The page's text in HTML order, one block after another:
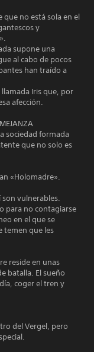
no está sola en el
y
supone una
al cabo de pocos
han traído a
Iris que, por
afección.
sociedad formada
que no solo es
«Holomadre».
son vulnerables.
para no contagiarse
en el que se
temen que les
reside en unas
batalla. El sueño
coger el tren y
del Vergel, pero